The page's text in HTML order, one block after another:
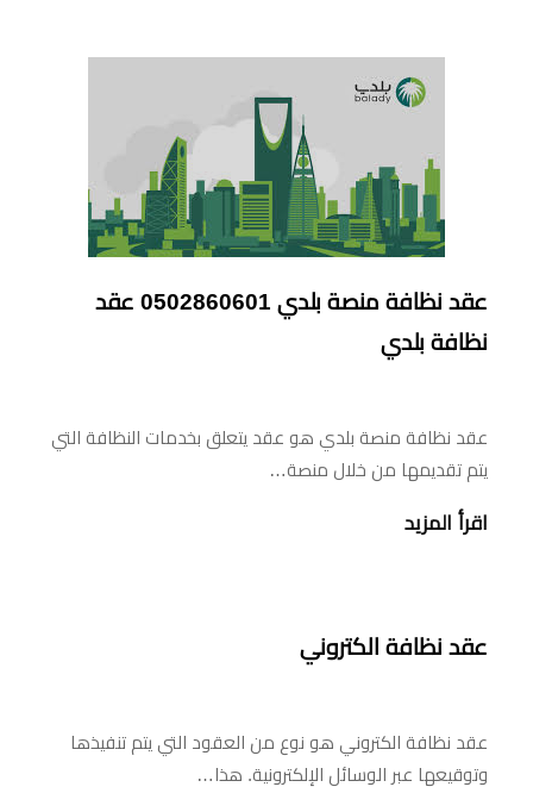
عقد نظافة منصة بلدي 0502860601 عقد
نظافة بلدي
عقد نظافة منصة بلدي هو عقد يتعلق بخدمات النظافة التي
يتم تقديمها من خلال منصة…
اقرأ المزيد
عقد نظافة الكتروني
عقد نظافة الكتروني هو نوع من العقود التي يتم تنفيذها
وتوقيعها عبر الوسائل الإلكترونية. هذا…